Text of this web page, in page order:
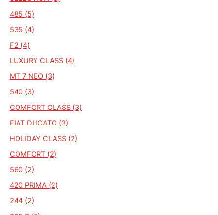
485 (5)
535 (4)
F2 (4)
LUXURY CLASS (4)
MT 7 NEO (3)
540 (3)
COMFORT CLASS (3)
FIAT DUCATO (3)
HOLIDAY CLASS (2)
COMFORT (2)
560 (2)
420 PRIMA (2)
244 (2)